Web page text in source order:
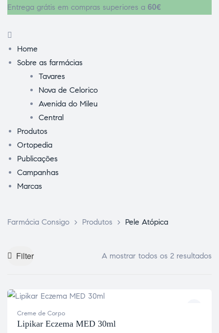
Entrega grátis em compras superiores a 60€
Home
Sobre as farmácias
Tavares
Nova de Celorico
Avenida do Mileu
Central
Produtos
Ortopedia
Publicações
Campanhas
Marcas
Farmácia Consigo > Produtos > Pele Atópica
Filter A mostrar todos os 2 resultados
Creme de Corpo
Lipikar Eczema MED 30ml